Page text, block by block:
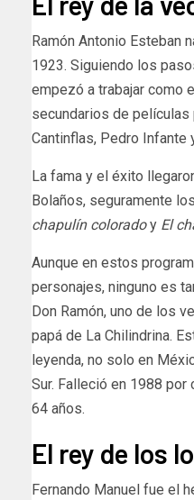
Ramón Antonio Esteban
1923. Siguiendo los
empezó a trabajar como
secundarios de
Cantinflas, Pedro Infante
La fama y el éxito
Bolaños, seguramente
chapulín coloradoy El
Aunque en estos
personajes, ninguno es
Don Ramón, uno de los
papá de La Chilindrina.
leyenda, no solo en
Sur. Falleció en 1988 por
64 años.
El rey de los
Fernando Manuel fue el